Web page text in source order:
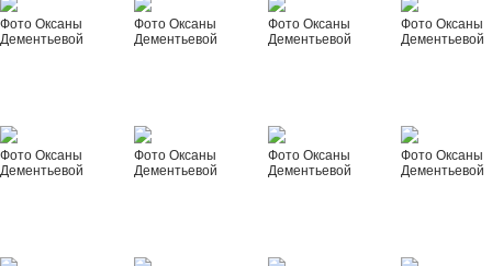
Фото Оксаны
Дементьевой
Фото Оксаны
Дементьевой
Фото Оксаны
Дементьевой
Фото Оксаны
Дементьевой
Фото Оксаны
Дементьевой
Фото Оксаны
Дементьевой
Фото Оксаны
Дементьевой
Фото Оксаны
Дементьевой